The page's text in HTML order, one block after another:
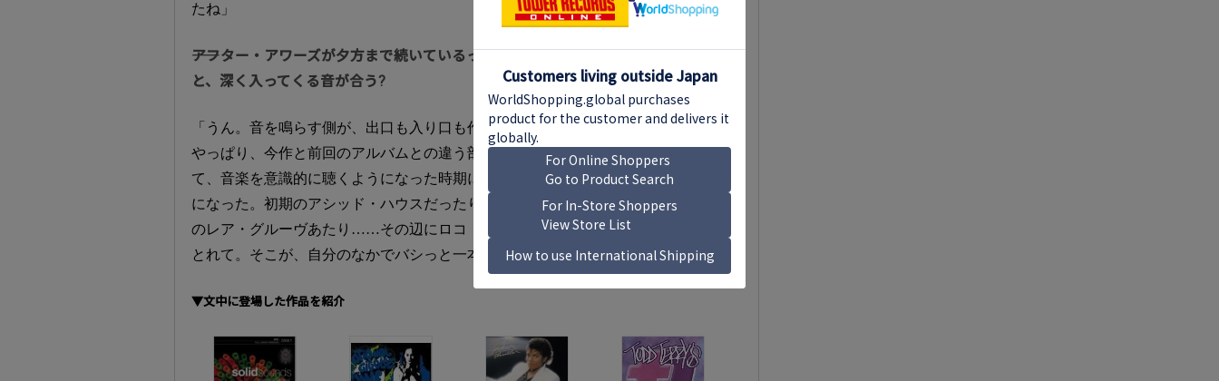
たね」
――アフター・アワーズが夕方まで続いているっていう世界ですね……。そうなってくる
と、深く入ってくる音が合う?
「うん。音を鳴らす側が、出口も入り口も作らないほうがいいというか。その辺が
やっぱり、今作と前回のアルバムとの違う部分ですよね。あとは、個人の趣向とし
て、音楽を意識的に聴くようになった時期に選んでいたレコードがまた使えるよう
になった。初期のアシッド・ハウスだったり、トッド・テリーだったり、もっと前
のレア・グルーヴあたり……その辺にロコ・ダイスあたりと同じような匂いを嗅ぎ
とれて。そこが、自分のなかでバシっと一本筋が見えたところではありますね」
▼文中に登場した作品を紹介